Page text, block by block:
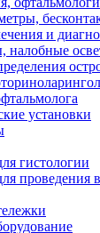
и
налобные
установки
гистологии
проведения